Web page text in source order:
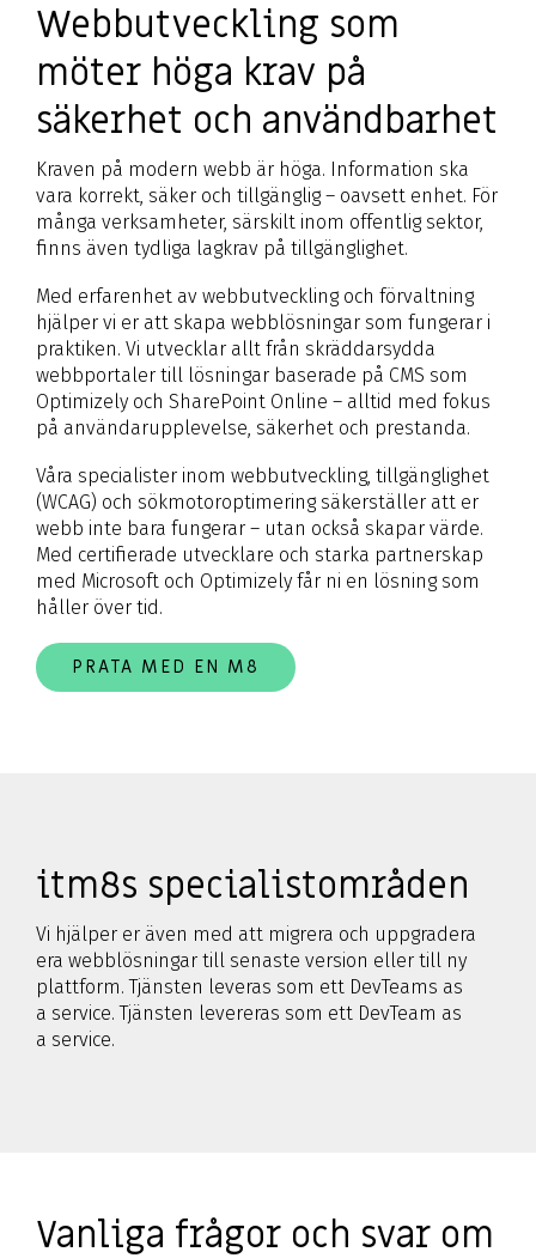
Webbutveckling som
möter höga krav på
säkerhet och användbarhet
Kraven på modern webb är höga. Information ska
vara korrekt, säker och tillgänglig – oavsett enhet. För
många verksamheter, särskilt inom offentlig sektor,
finns även tydliga lagkrav på tillgänglighet.
Med erfarenhet av webbutveckling och förvaltning
hjälper vi er att skapa webblösningar som fungerar i
praktiken. Vi utvecklar allt från skräddarsydda
webbportaler till lösningar baserade på CMS som
Optimizely och SharePoint Online – alltid med fokus
på användarupplevelse, säkerhet och prestanda.
Våra specialister inom webbutveckling, tillgänglighet
(WCAG) och sökmotoroptimering säkerställer att er
webb inte bara fungerar – utan också skapar värde.
Med certifierade utvecklare och starka partnerskap
med Microsoft och Optimizely får ni en lösning som
håller över tid.
PRATA MED EN M8
itm8s specialistområden
Vi hjälper er även med att migrera och uppgradera
era webblösningar till senaste version eller till ny
plattform. Tjänsten leveras som ett DevTeams as
a service. Tjänsten levereras som ett DevTeam as
a service.
Vanliga frågor och svar om